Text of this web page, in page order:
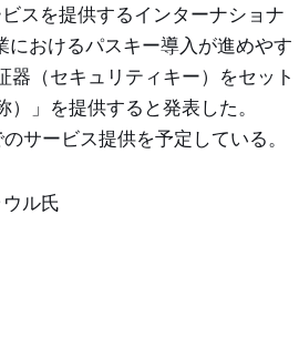
スを提供するインターナショナ
おけるパスキー導入が進めやす
（セキュリティキー）をセット
」を提供すると発表した。
サービス提供を予定している。
ル氏